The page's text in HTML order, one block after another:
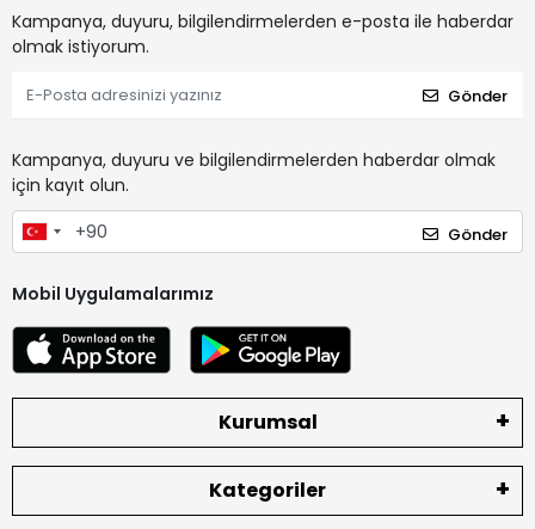
Kampanya, duyuru, bilgilendirmelerden e-posta ile haberdar
olmak istiyorum.
Gönder
Kampanya, duyuru ve bilgilendirmelerden haberdar olmak
için kayıt olun.
Gönder
Mobil Uygulamalarımız
Kurumsal
Kategoriler